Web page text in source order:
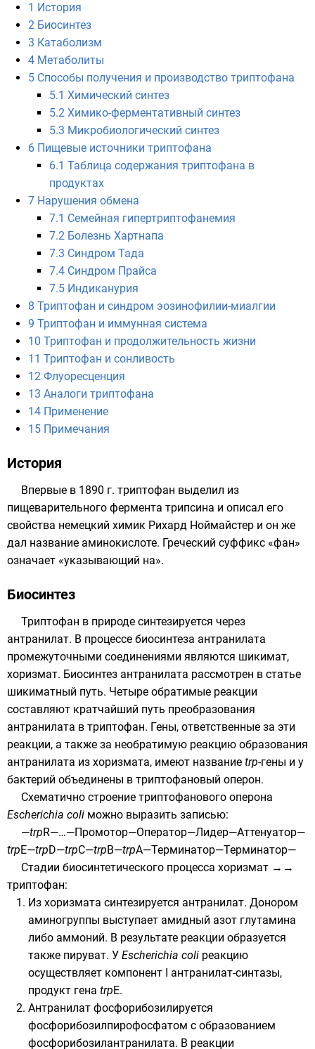
1 История
2 Биосинтез
3 Катаболизм
4 Метаболиты
5 Способы получения и производство триптофана
5.1 Химический синтез
5.2 Химико-ферментативный синтез
5.3 Микробиологический синтез
6 Пищевые источники триптофана
6.1 Таблица содержания триптофана в
продуктах
7 Нарушения обмена
7.1 Семейная гипертриптофанемия
7.2 Болезнь Хартнапа
7.3 Синдром Тада
7.4 Синдром Прайса
7.5 Индиканурия
8 Триптофан и синдром эозинофилии-миалгии
9 Триптофан и иммунная система
10 Триптофан и продолжительность жизни
11 Триптофан и сонливость
12 Флуоресценция
13 Аналоги триптофана
14 Применение
15 Примечания
История
Впервые в 1890 г. триптофан выделил из
пищеварительного фермента трипсина и описал его
свойства немецкий химик Рихард Ноймайстер и он же
дал название аминокислоте. Греческий суффикс «фан»
означает «указывающий на».
Биосинтез
Триптофан в природе синтезируется через
антранилат. В процессе биосинтеза антранилата
промежуточными соединениями являются шикимат,
хоризмат. Биосинтез антранилата рассмотрен в статье
шикиматный путь. Четыре обратимые реакции
составляют кратчайший путь преобразования
антранилата в триптофан. Гены, ответственные за эти
реакции, а также за необратимую реакцию образования
антранилата из хоризмата, имеют название trp-гены и у
бактерий объединены в триптофановый оперон.
Схематично строение триптофанового оперона
Escherichia coli можно выразить записью:
—trpR—…—Промотор—Оператор—Лидер—Аттенуатор—
trpE—trpD—trpC—trpB—trpA—Терминатор—Терминатор—
Стадии биосинтетического процесса хоризмат →→
триптофан:
Из хоризмата синтезируется антранилат. Донором
аминогруппы выступает амидный азот глутамина
либо аммоний. В результате реакции образуется
также пируват. У Escherichia coli реакцию
осуществляет компонент I антранилат-синтазы,
продукт гена trpE.
Антранилат фосфорибозилируется
фосфорибозилпирофосфатом с образованием
фосфорибозилантранилата. В реакции